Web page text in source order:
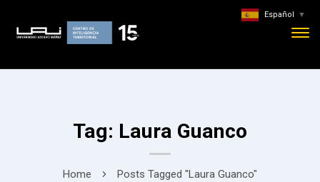
Tag: Laura Guanco
Home Posts Tagged "Laura Guanco"
Español ▼